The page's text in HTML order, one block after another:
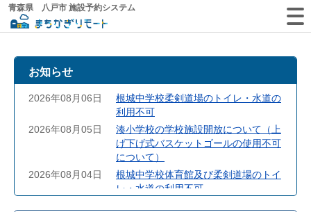
青森県 八戸市 施設予約システム
お知らせ
2026年08月06日
根城中学校柔剣道場のトイレ・水道の
利用不可
2026年08月05日
湊小学校の学校施設開放について（上
げ下げ式バスケットゴールの使用不可
について）
2026年08月04日
根城中学校体育館及び柔剣道場のトイ
レ・水道の利用不可